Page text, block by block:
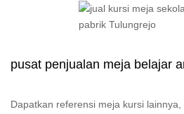
pusat penjualan meja belajar
Dapatkan referensi meja kursi lainnya,